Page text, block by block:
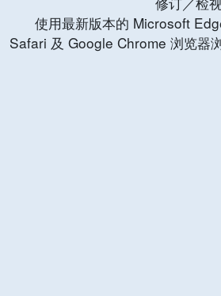
使用最新版本的 Microsoft
Safari 及 Google Chrome 浏览器